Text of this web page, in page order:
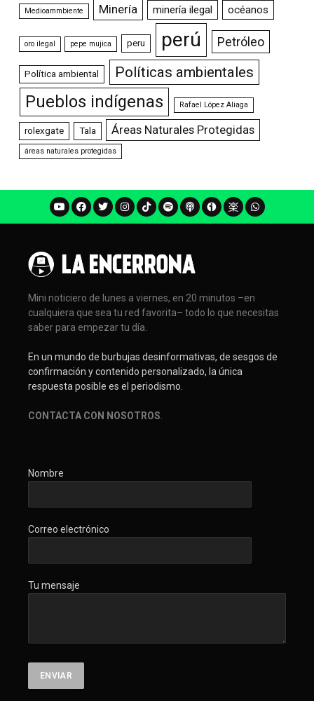
Medioammbiente Minería minería ilegal océanos
oro ilegal pepe mujica peru perú Petróleo
Política ambiental Políticas ambientales
Pueblos indígenas Rafael López Aliaga
rolexgate Tala Áreas Naturales Protegidas
áreas naturales protegidas
Mini noticiero de lunes a viernes, en 20 minutos –en
cualquiera que sea tu red favorita– todo lo que necesitas
saber para empezar tu día.
En un mundo de burbujas desinformativas, de sesgos de
confirmación y contenido personalizado, la única
respuesta posible es el periodismo.
CONTACTA CON NOSOTROS.
Nombre
Correo electrónico
Tu mensaje